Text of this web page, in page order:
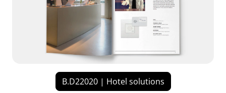
B.D22020 | Hotel solutions